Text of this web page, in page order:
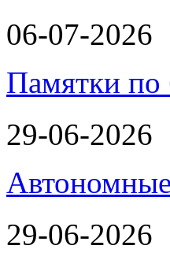
06-07-2026
Памятки по
29-06-2026
29-06-2026